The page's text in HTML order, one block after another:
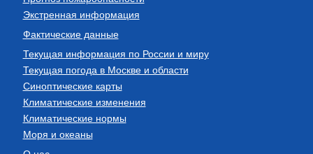
Экстренная информация
Фактические данные
Текущая информация по России и миру
Текущая погода в Москве и области
Синоптические карты
Климатические изменения
Климатические нормы
Моря и океаны